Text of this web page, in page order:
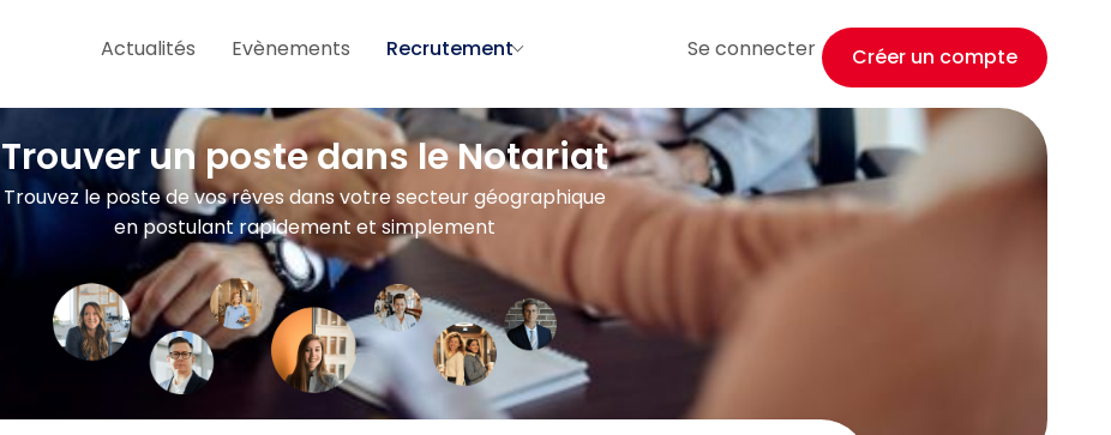
Actualités Evènements Recrutement Se connecter Créer un compte
Trouver un poste dans le Notariat
Trouvez le poste de vos rêves dans votre secteur géographique
en postulant rapidement et simplement